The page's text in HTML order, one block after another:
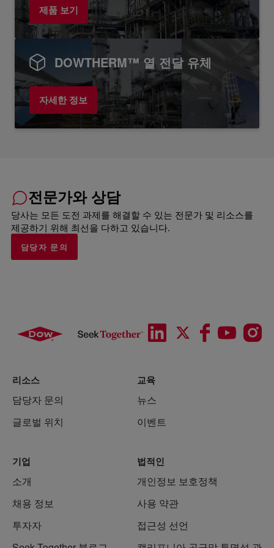
제품 보기
DOWTHERM™ 열 전달 유체
자세한 정보
전문가와 상담
당사는 모든 도전 과제를 해결할 수 있는 전문가 및 리소스를
제공하기 위해 최선을 다하고 있습니다.
담당자 문의
리소스
담당자 문의
글로벌 위치
교육
뉴스
이벤트
기업
소개
채용 정보
투자자
법적인
개인정보 보호정책
사용 약관
접근성 선언